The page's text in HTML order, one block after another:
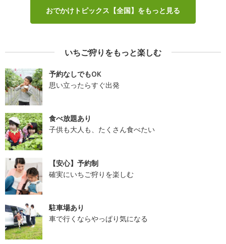
おでかけトピックス【全国】をもっと見る
いちご狩りをもっと楽しむ
予約なしでもOK
思い立ったらすぐ出発
食べ放題あり
子供も大人も、たくさん食べたい
【安心】予約制
確実にいちご狩りを楽しむ
駐車場あり
車で行くならやっぱり気になる